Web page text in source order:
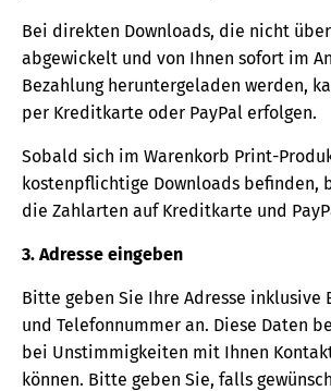
Bei direkten Downloads, die nicht
abgewickelt und von Ihnen sofort im
Bezahlung heruntergeladen werden,
per Kreditkarte oder PayPal erfolgen.
Sobald sich im Warenkorb Print-
kostenpflichtige Downloads befinden,
die Zahlarten auf Kreditkarte und
3. Adresse eingeben
Bitte geben Sie Ihre Adresse inklusive
und Telefonnummer an. Diese Daten
bei Unstimmigkeiten mit Ihnen
können. Bitte geben Sie, falls